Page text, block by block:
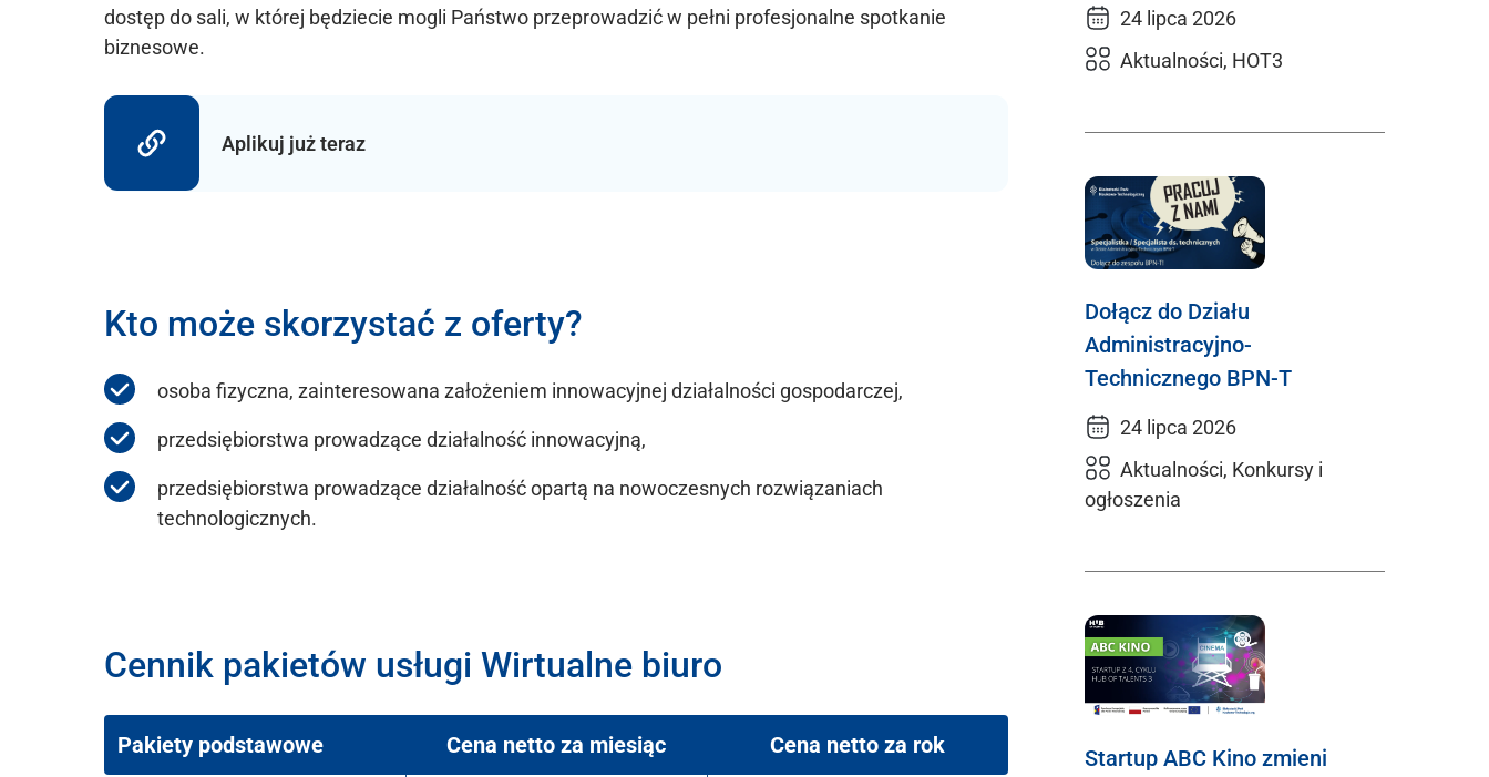
dostęp do sali, w której będziecie mogli Państwo przeprowadzić w pełni profesjonalne spotkanie
biznesowe.
Aplikuj już teraz
Kto może skorzystać z oferty?
osoba fizyczna, zainteresowana założeniem innowacyjnej działalności gospodarczej,
przedsiębiorstwa prowadzące działalność innowacyjną,
przedsiębiorstwa prowadzące działalność opartą na nowoczesnych rozwiązaniach
technologicznych.
Cennik pakietów usługi Wirtualne biuro
Pakiety podstawowe Cena netto za miesiąc Cena netto za rok
24 lipca 2026
Aktualności, HOT3
Dołącz do Działu
Administracyjno-
Technicznego BPN-T
24 lipca 2026
Aktualności, Konkursy i
ogłoszenia
Startup ABC Kino zmieni